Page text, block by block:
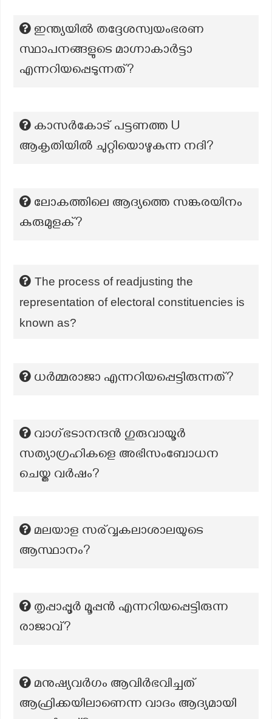
ഇന്ത്യയിൽ തദ്ദേശസ്വയംഭരണ
സ്ഥാപനങ്ങളുടെ മാഗ്നാകാർട്ടാ
എന്നറിയപ്പെടുന്നത്?
കാസർകോട് പട്ടണത്ത U
ആകൃതിയിൽ ചുറ്റിയൊഴുകുന്ന നദി?
ലോകത്തിലെ ആദ്യത്തെ സങ്കരയിനം
കുരുമുളക്?
The process of readjusting the
representation of electoral constituencies is
known as?
ധർമ്മരാജാ എന്നറിയപ്പെട്ടിരുന്നത്?
വാഗ്ഭടാനന്ദൻ ഗുരുവായൂർ
സത്യാഗ്രഹികളെ അഭിസംബോധന
ചെയ്ത വർഷം?
മലയാള സര്വ്വകലാശാലയുടെ
ആസ്ഥാനം?
തൃപ്പാപ്പൂർ മൂപ്പൻ എന്നറിയപ്പെട്ടിരുന്ന
രാജാവ്?
മനുഷ്യവർഗം ആവിർഭവിച്ചത്
ആഫ്രിക്കയിലാണെന്ന വാദം ആദ്യമായി